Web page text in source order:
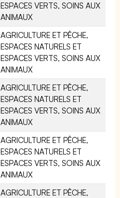
ESPACES VERTS, SOINS AUX
ANIMAUX
AGRICULTURE ET PÊCHE,
ESPACES NATURELS ET
ESPACES VERTS, SOINS AUX
ANIMAUX
AGRICULTURE ET PÊCHE,
ESPACES NATURELS ET
ESPACES VERTS, SOINS AUX
ANIMAUX
AGRICULTURE ET PÊCHE,
ESPACES NATURELS ET
ESPACES VERTS, SOINS AUX
ANIMAUX
AGRICULTURE ET PÊCHE,